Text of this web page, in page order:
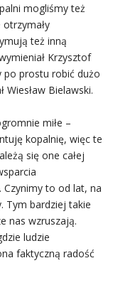
mogliśmy też
też inną
Krzysztof
po prostu robić dużo
Bielawski.
miłe –
kopalnię, więc te
się one całej
Czynimy to od lat, na
Tym bardziej takie
nas wzruszają.
ludzie
faktyczną radość